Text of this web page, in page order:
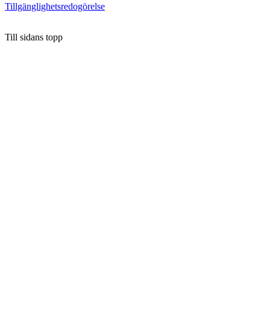
Tillgänglighetsredogörelse
Till sidans topp